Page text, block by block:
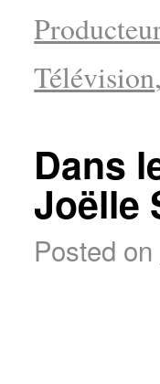
Télévision
Dans
Joëlle
Posted on